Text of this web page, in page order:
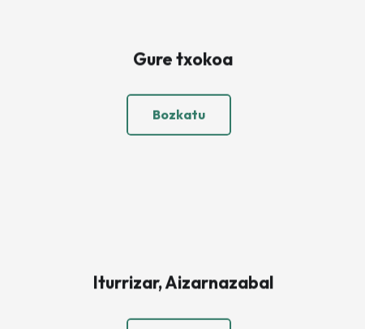
Gure txokoa
Bozkatu
Iturrizar, Aizarnazabal